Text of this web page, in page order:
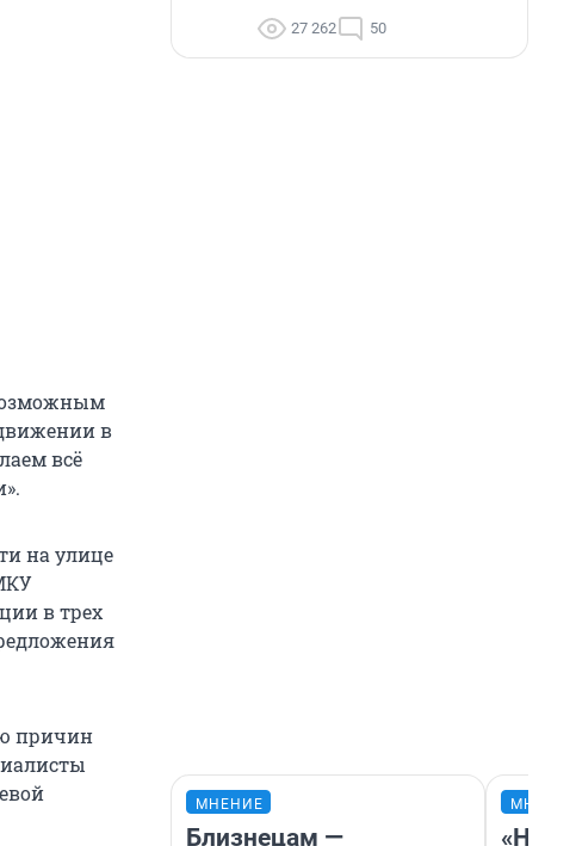
в
всё
на улице
в трех
причин
27 262 50
МНЕНИЕ
Близнецам —